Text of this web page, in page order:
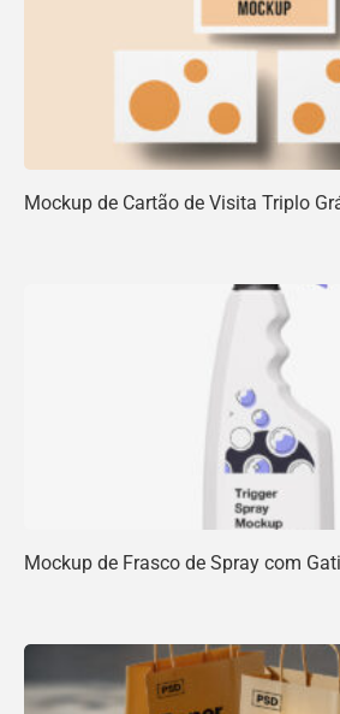
Mockup de Cartão de Visita Triplo
Mockup de Frasco de Spray com